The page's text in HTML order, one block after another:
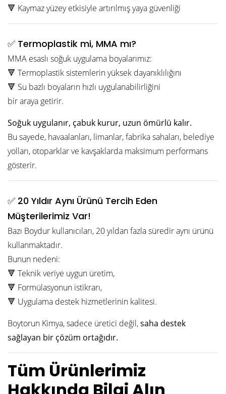
🔻 Kaymaz yüzey etkisiyle artırılmış yaya güvenliği
✅ Termoplastik mi, MMA mı?
MMA esaslı soğuk uygulama boyalarımız:
🔻 Termoplastik sistemlerin yüksek dayanıklılığını
🔻 Su bazlı boyaların hızlı uygulanabilirliğini
bir araya getirir.
Soğuk uygulanır, çabuk kurur, uzun ömürlü kalır.
Bu sayede, havaalanları, limanlar, fabrika sahaları, belediye
yolları, otoparklar ve kavşaklarda maksimum performans
gösterir.
✅ 20 Yıldır Aynı Ürünü Tercih Eden
Müşterilerimiz Var!
Bazı Boydur kullanıcıları, 20 yıldan fazla süredir aynı ürünü
kullanmaktadır.
Bunun nedeni:
🔻 Teknik veriye uygun üretim,
🔻 Formülasyonun istikrarı,
🔻 Uygulama destek hizmetlerinin kalitesi.
Boytorun Kimya, sadece üretici değil,saha destek
sağlayan bir çözüm ortağıdır.
Tüm Ürünlerimiz